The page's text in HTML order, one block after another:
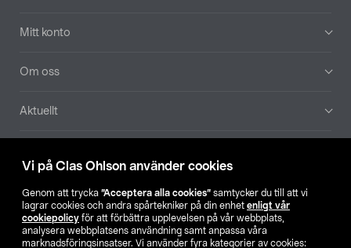
Vi på Clas Ohlson använder cookies
Genom att trycka ”Acceptera alla cookies” samtycker du till att vi
lagrar cookies och andra spårtekniker på din enhet enligt vår
cookiepolicy för att förbättra upplevelsen på vår webbplats,
analysera webbplatsens användning samt anpassa våra
marknadsföringsinsatser. Vi använder fyra kategorier av cookies:
Mitt konto
Om oss
Aktuellt
Hitta butik
SE NO FI